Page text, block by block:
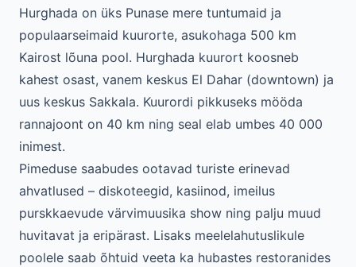
Hurghada on üks Punase mere tuntumaid ja
populaarseimaid kuurorte, asukohaga 500 km
Kairost lõuna pool. Hurghada kuurort koosneb
kahest osast, vanem keskus El Dahar (downtown) ja
uus keskus Sakkala. Kuurordi pikkuseks mööda
rannajoont on 40 km ning seal elab umbes 40 000
inimest.
Pimeduse saabudes ootavad turiste erinevad
ahvatlused – diskoteegid, kasiinod, imeilus
purskkaevude värvimuusika show ning palju muud
huvitavat ja eripärast. Lisaks meelelahutuslikule
poolele saab õhtuid veeta ka hubastes restoranides